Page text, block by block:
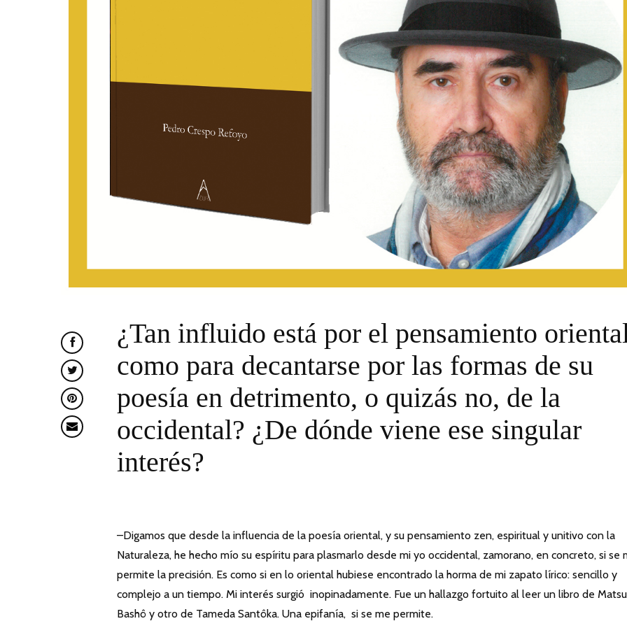
¿Tan influido está por el pensamiento
como para decantarse por las formas de su
poesía en detrimento, o quizás no, de la
occidental? ¿De dónde viene ese singular
interés?
–Digamos que desde la influencia de la poesía oriental, y su pensamiento zen, espiritual y unitivo con la
Naturaleza, he hecho mío su espíritu para plasmarlo desde mi yo occidental, zamorano, en concreto, si se
permite la precisión. Es como si en lo oriental hubiese encontrado la horma de mi zapato lírico: sencillo y
complejo a un tiempo. Mi interés surgió inopinadamente. Fue un hallazgo fortuito al leer un libro de
Bashô y otro de Tameda Santôka. Una epifanía, si se me permite.